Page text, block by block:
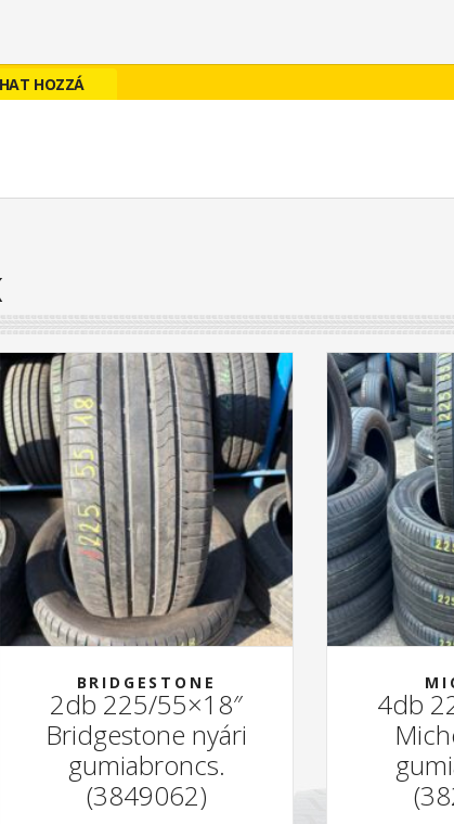
HOZZÁ
BRIDGESTONE
2db 225/55×18″
Bridgestone nyári
gumiabroncs.
(3849062)
4db